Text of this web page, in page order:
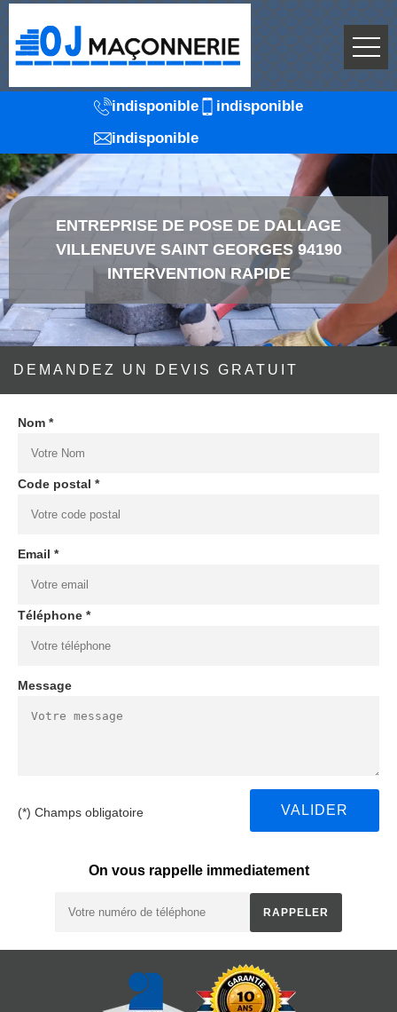
indisponible
indisponible
indisponible
ENTREPRISE DE POSE DE DALLAGE
VILLENEUVE SAINT GEORGES 94190
INTERVENTION RAPIDE
DEMANDEZ UN DEVIS GRATUIT
Nom *
Code postal *
Email *
Téléphone *
Message
(*) Champs obligatoire
On vous rappelle immediatement